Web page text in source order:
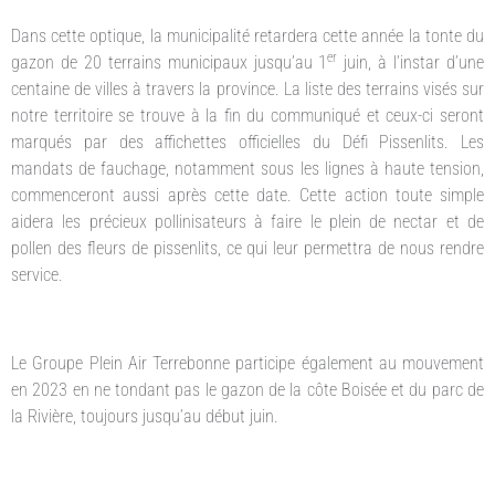
Dans cette optique, la municipalité retardera cette année la tonte du
gazon de 20 terrains municipaux jusqu’au 1er juin, à l’instar d’une
centaine de villes à travers la province. La liste des terrains visés sur
notre territoire se trouve à la fin du communiqué et ceux-ci seront
marqués par des affichettes officielles du Défi Pissenlits. Les
mandats de fauchage, notamment sous les lignes à haute tension,
commenceront aussi après cette date. Cette action toute simple
aidera les précieux pollinisateurs à faire le plein de nectar et de
pollen des fleurs de pissenlits, ce qui leur permettra de nous rendre
service.
Le Groupe Plein Air Terrebonne participe également au mouvement
en 2023 en ne tondant pas le gazon de la côte Boisée et du parc de
la Rivière, toujours jusqu’au début juin.